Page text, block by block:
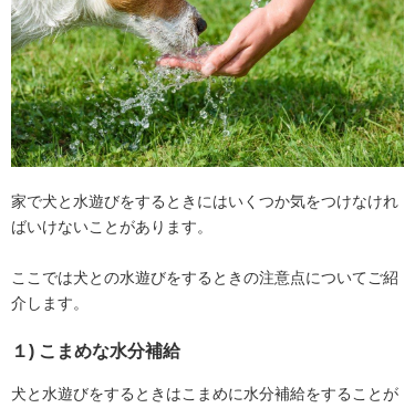
家で犬と水遊びをするときにはいくつか気をつけなけれ
ばいけないことがあります。
ここでは犬との水遊びをするときの注意点についてご紹
介します。
１) こまめな水分補給
犬と水遊びをするときはこまめに水分補給をすることが